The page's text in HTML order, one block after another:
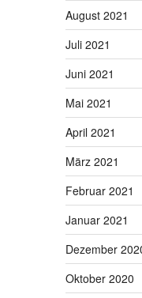
August 2021
Juli 2021
Juni 2021
Mai 2021
April 2021
März 2021
Februar 2021
Januar 2021
Dezember
Oktober 2020